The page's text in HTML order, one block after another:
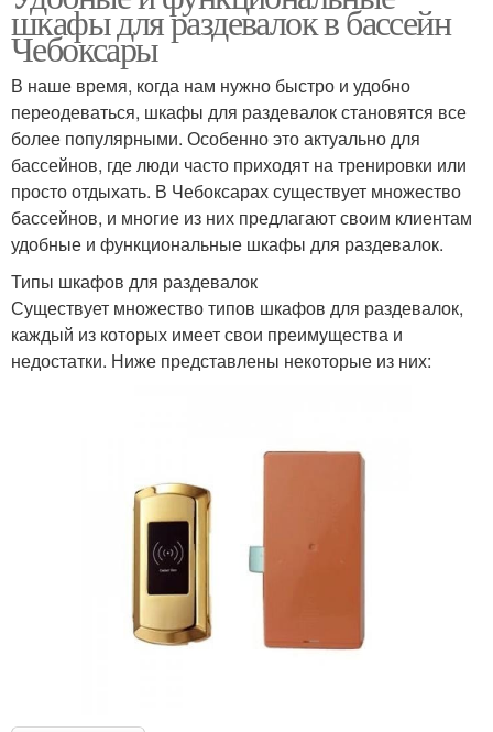
шкафы для раздевалок в бассейн
Чебоксары
В наше время, когда нам нужно быстро и удобно
переодеваться, шкафы для раздевалок становятся все
более популярными. Особенно это актуально для
бассейнов, где люди часто приходят на тренировки или
просто отдыхать. В Чебоксарах существует множество
бассейнов, и многие из них предлагают своим клиентам
удобные и функциональные шкафы для раздевалок.
Типы шкафов для раздевалок
Существует множество типов шкафов для раздевалок,
каждый из которых имеет свои преимущества и
недостатки. Ниже представлены некоторые из них: